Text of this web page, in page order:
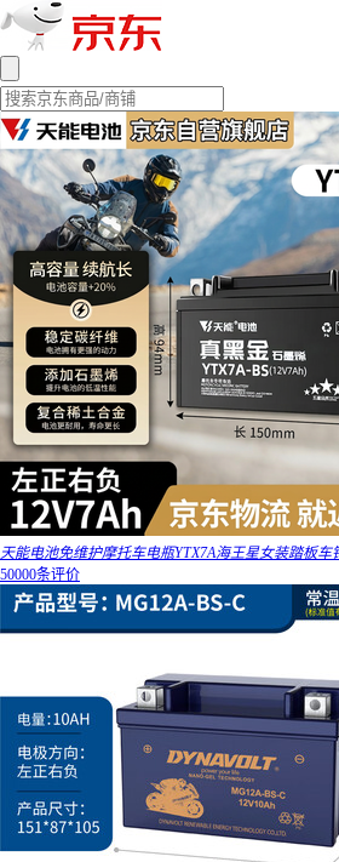
天能电池免维护摩托车电瓶YTX7A海王星女装踏板车
50000条评价